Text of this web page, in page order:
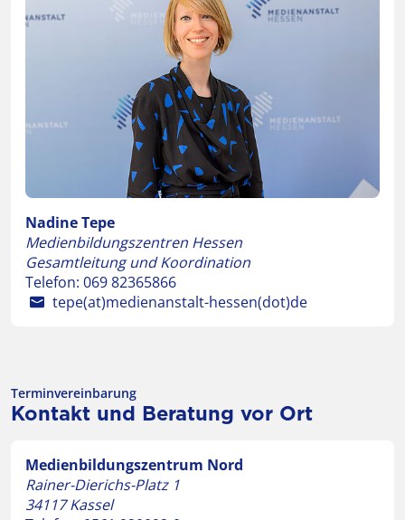
Nadine Tepe
Medienbildungszentren Hessen
Gesamtleitung und Koordination
Telefon: 069 82365866
tepe(at)medienanstalt-hessen(dot)de
Terminvereinbarung
Kontakt und Beratung vor Ort
Medienbildungszentrum Nord
Rainer-Dierichs-Platz 1
34117 Kassel